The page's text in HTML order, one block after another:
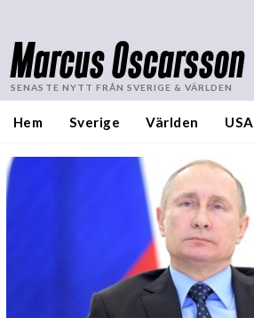
Marcus Oscarsson
SENASTE NYTT FRÅN SVERIGE & VÄRLDEN
Hem Sverige Världen USA